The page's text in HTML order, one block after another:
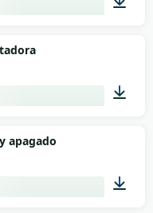
apagado